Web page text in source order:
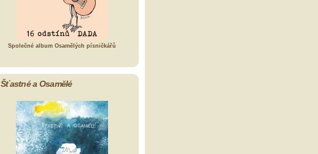
Společné album Osamělých písničkářů
Šťastné a Osamělé